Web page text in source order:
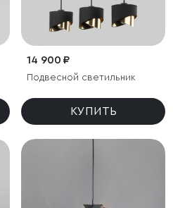
14 900 ₽
Подвесной светильник
КУПИТЬ